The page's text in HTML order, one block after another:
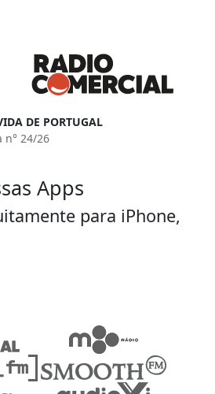
DE PORTUGAL
n° 24/26
Apps
para iPhone,